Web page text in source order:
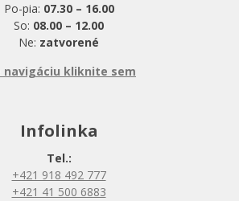
Po-pia: 07.30 – 16.00
So: 08.00 – 12.00
Ne: zatvorené
navigáciu kliknite sem
Infolinka
Tel.:
+421 918 492 777
+421 41 500 6883